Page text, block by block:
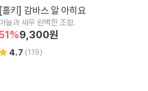
[홀키] 감바스 알 아히요
마늘과 새우 완벽한 조합.
%9,300원
4.7 (119)